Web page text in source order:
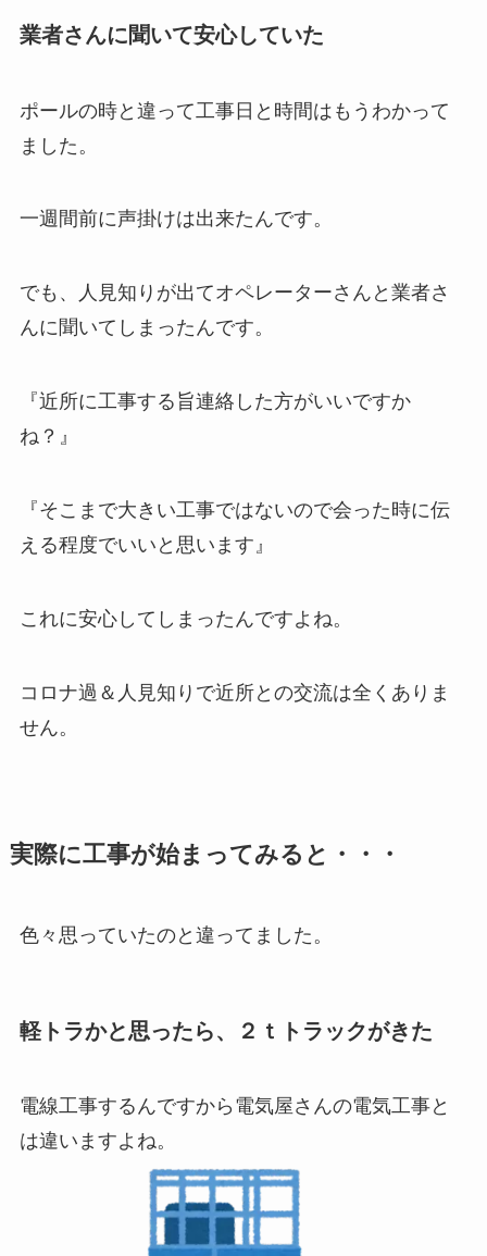
業者さんに聞いて安心していた
ポールの時と違って工事日と時間はもうわかって
ました。
一週間前に声掛けは出来たんです。
でも、人見知りが出てオペレーターさんと業者さ
んに聞いてしまったんです。
『近所に工事する旨連絡した方がいいですか
ね？』
『そこまで大きい工事ではないので会った時に伝
える程度でいいと思います』
これに安心してしまったんですよね。
コロナ過＆人見知りで近所との交流は全くありま
せん。
実際に工事が始まってみると・・・
色々思っていたのと違ってました。
軽トラかと思ったら、２ｔトラックがきた
電線工事するんですから電気屋さんの電気工事と
は違いますよね。